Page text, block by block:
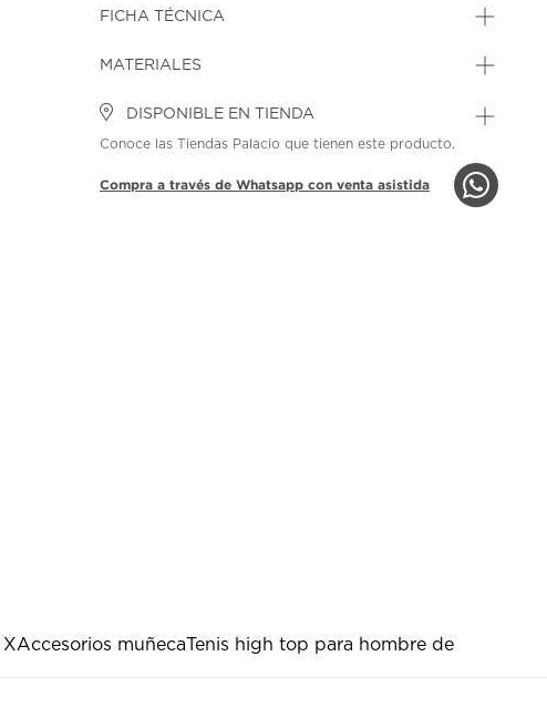
FICHA TÉCNICA
MATERIALES
DISPONIBLE EN TIENDA
Conoce las Tiendas Palacio que tienen este producto.
Compra a través de Whatsapp con venta asistida
XAccesorios muñecaTenis high top para hombre de